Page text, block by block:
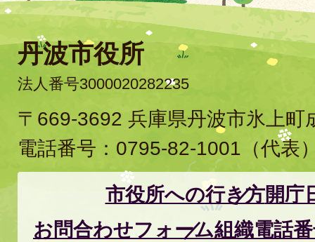
丹波市役所
法人番号3000020282235
〒669-3692 兵庫県丹波市氷上町
電話番号： 0795-82-1001 （代表
市役所への行き方開庁
お問合わせフォーム組織電話